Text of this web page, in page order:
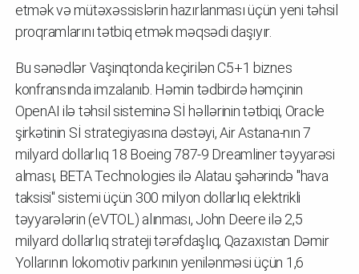
etmək və mütəxəssislərin hazırlanması üçün yeni təhsil
proqramlarını tətbiq etmək məqsədi daşıyır.
Bu sənədlər Vaşinqtonda keçirilən C5+1 biznes
konfransında imzalanıb. Həmin tədbirdə həmçinin
OpenAI ilə təhsil sisteminə Sİ həllərinin tətbiqi, Oracle
şirkətinin Sİ strategiyasına dəstəyi, Air Astana-nın 7
milyard dollarlıq 18 Boeing 787-9 Dreamliner təyyarəsi
alması, BETA Technologies ilə Alatau şəhərində "hava
taksisi" sistemi üçün 300 milyon dollarlıq elektrikli
təyyarələrin (eVTOL) alınması, John Deere ilə 2,5
milyard dollarlıq strateji tərəfdaşlıq, Qazaxıstan Dəmir
Yollarının lokomotiv parkının yenilənməsi üçün 1,6